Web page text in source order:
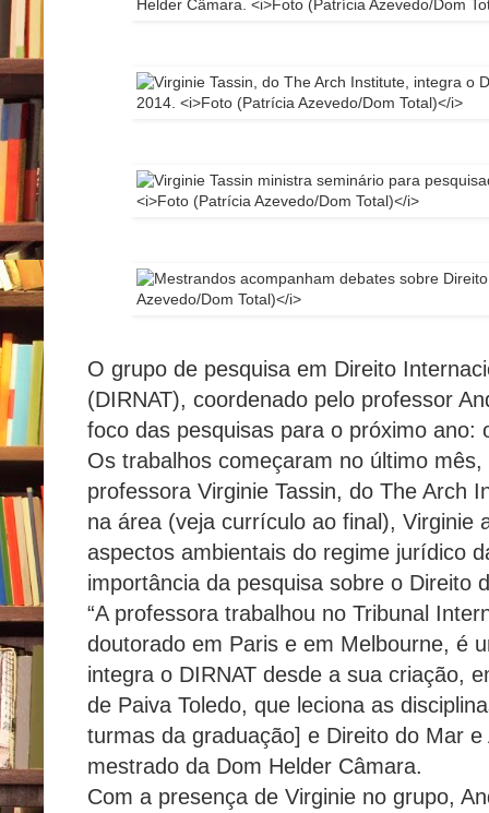
O grupo de pesquisa em Direito
(DIRNAT), coordenado pelo professor
foco das pesquisas para o próximo ano:
Os trabalhos começaram no último
professora Virginie Tassin, do The Arch
na área (veja currículo ao final), Virginie
aspectos ambientais do regime jurídico
importância da pesquisa sobre o Direito
“A professora trabalhou no Tribunal
doutorado em Paris e em Melbourne, é
integra o DIRNAT desde a sua criação,
de Paiva Toledo, que leciona as
turmas da graduação] e Direito do Mar
mestrado da Dom Helder Câmara.
Com a presença de Virginie no grupo,